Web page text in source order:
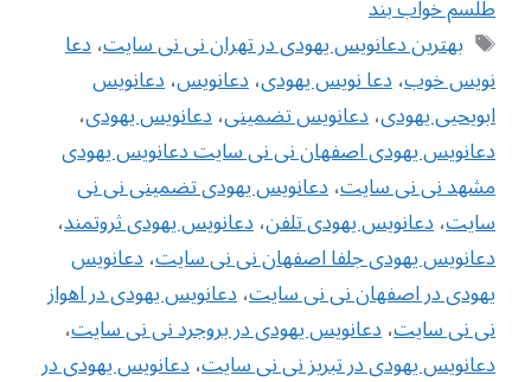
طلسم خواب بند
برچسب‌ها
بهترین دعانویس یهودی در تهران نی نی سایت،دعا
نویس خوب،دعا نویس یهودی،دعانویس،دعانویس
ابویحیی یهودی،دعانویس تضمینی،دعانویس یهودی،
دعانویس یهودی اصفهان نی نی سایت دعانویس یهودی
مشهد نی نی سایت،دعانویس یهودی تضمینی نی نی
سایت،دعانویس یهودی تلفن،دعانویس یهودی ثروتمند،
دعانویس یهودی جلفا اصفهان نی نی سایت،دعانویس
یهودی در اصفهان نی نی سایت،دعانویس یهودی در اهواز
نی نی سایت،دعانویس یهودی در بروجرد نی نی سایت،
دعانویس یهودی در تبریز نی نی سایت،دعانویس یهودی در